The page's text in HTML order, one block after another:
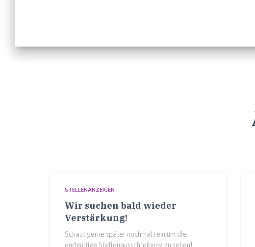
STELLENANZEIGEN
Wir suchen bald wieder
Verstärkung!
Schaut gerne später nochmal rein um die
endgültige Stellenausschreibung zu sehen!